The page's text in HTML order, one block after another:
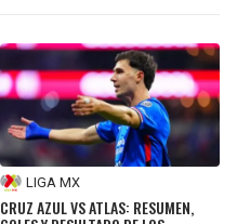
LIGA MX
CRUZ AZUL VS ATLAS: RESUMEN,